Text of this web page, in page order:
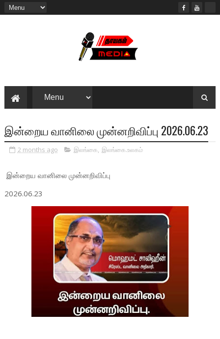
இன்றைய வானிலை முன்னறிவிப்பு 2026.06.23
2 months ago இலங்கை, இலங்கை.உலகம்
இன்றைய வானிலை முன்னறிவிப்பு
2026.06.23